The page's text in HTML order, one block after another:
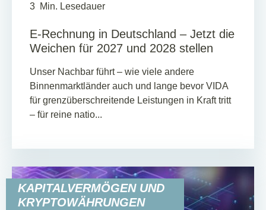
3 Min. Lesedauer
E-Rechnung in Deutschland – Jetzt die
Weichen für 2027 und 2028 stellen
Unser Nachbar führt – wie viele andere
Binnenmarktländer auch und lange bevor VIDA
für grenzüberschreitende Leistungen in Kraft tritt
– für reine natio...
KAPITALVERMÖGEN UND
KRYPTOWÄHRUNGEN